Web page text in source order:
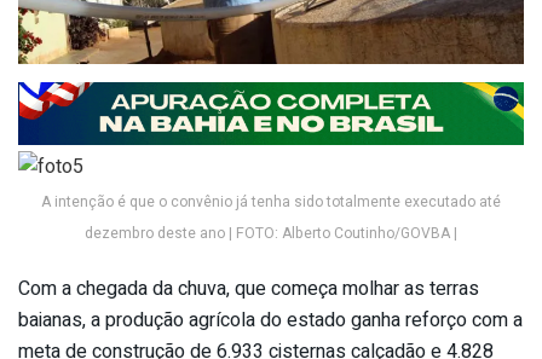
A intenção é que o convênio já tenha sido totalmente executado até
dezembro deste ano | FOTO: Alberto Coutinho/GOVBA |
Com a chegada da chuva, que começa molhar as terras
baianas, a produção agrícola do estado ganha reforço com a
meta de construção de 6.933 cisternas calçadão e 4.828